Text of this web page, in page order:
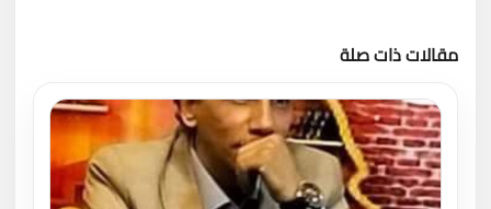
مقالات ذات صلة